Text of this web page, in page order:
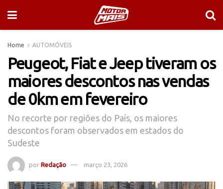
Home AUTOMÓVEIS
Peugeot, Fiat e Jeep tiveram os
maiores descontos nas vendas
de 0km em fevereiro
No recorte por regiões do País, os maiores
descontos foram observados em estados do
Sudeste
por Redação março 23, 2026